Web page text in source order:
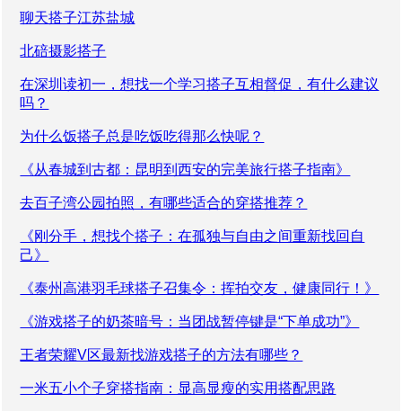
聊天搭子江苏盐城
北碚摄影搭子
在深圳读初一，想找一个学习搭子互相督促，有什么建议
吗？
为什么饭搭子总是吃饭吃得那么快呢？
《从春城到古都：昆明到西安的完美旅行搭子指南》
去百子湾公园拍照，有哪些适合的穿搭推荐？
《刚分手，想找个搭子：在孤独与自由之间重新找回自
己》
《泰州高港羽毛球搭子召集令：挥拍交友，健康同行！》
《游戏搭子的奶茶暗号：当团战暂停键是“下单成功”》
王者荣耀V区最新找游戏搭子的方法有哪些？
一米五小个子穿搭指南：显高显瘦的实用搭配思路